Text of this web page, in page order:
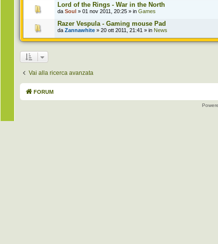
Lord of the Rings - War in the North
da Soul » 01 nov 2011, 20:25 » in Games
Razer Vespula - Gaming mouse Pad
da Zannawhite » 20 ott 2011, 21:41 » in News
Vai alla ricerca avanzata
FORUM